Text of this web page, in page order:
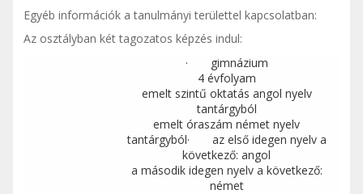
Egyéb információk a tanulmányi területtel kapcsolatban:
Az osztályban két tagozatos képzés indul:
· gimnázium
4 évfolyam
emelt szintű oktatás angol nyelv
tantárgyból
emelt óraszám német nyelv
tantárgyból· az első idegen nyelv a
következő: angol
a második idegen nyelv a következő:
német